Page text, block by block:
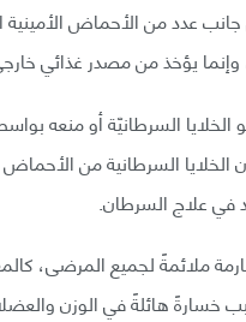
يؤخذ من مصدر غذائي
السرطانيّة أو منعه
السرطانية من
في علاج السرطان.
ملائمةً لجميع المرضى،
خسارةً هائلةً في الوزن